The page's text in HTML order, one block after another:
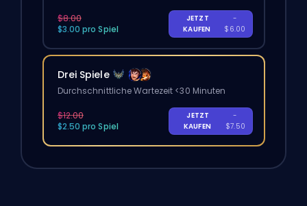
$8.00
$3.00 pro Spiel
JETZT
KAUFEN
-
$6.00
Drei Spiele
Durchschnittliche Wartezeit <30 Minuten
$12.00
$2.50 pro Spiel
JETZT
KAUFEN
-
$7.50